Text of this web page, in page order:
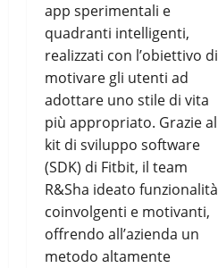
app sperimentali e
quadranti intelligenti,
realizzati con l’obiettivo di
motivare gli utenti ad
adottare uno stile di vita
più appropriato. Grazie al
kit di sviluppo software
(SDK) di Fitbit, il team
R&Sha ideato funzionalità
coinvolgenti e motivanti,
offrendo all’azienda un
metodo altamente